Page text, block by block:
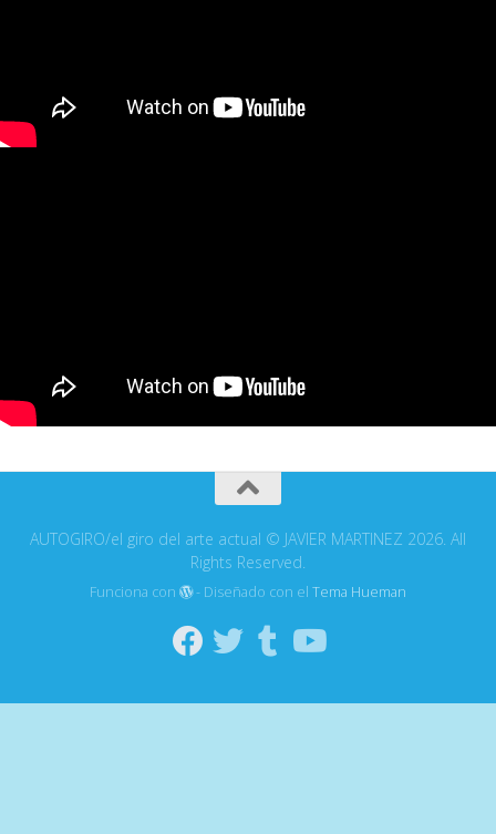
AUTOGIRO/el giro del arte actual © JAVIER MARTINEZ 2026. All
Rights Reserved.
Funciona con - Diseñado con elTema Hueman